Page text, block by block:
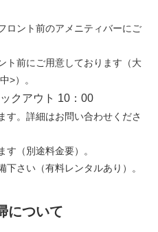
ロント前のアメニティバーにご
ト前にご用意しております（大
>）。
クアウト 10：00
す。詳細はお問い合わせくださ
す（別途料金要）。
さい（有料レンタルあり）。
について